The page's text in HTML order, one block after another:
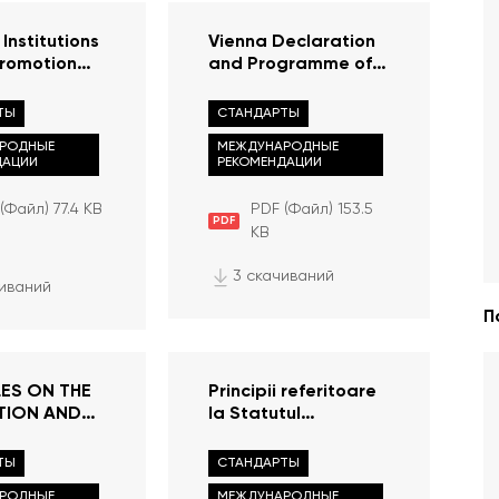
(
48/134,
1993)
77.4 KB
Vienna Declaration
and Programme of
PDF
PDF (Файл) 153.5
KB
СТАНДАРТЫ
МЕЖДУНАРОДНЫЕ
РЕКОМЕНДАЦИИ
3 скачиваний
ON THE
AND
(“THE
Principii referitoare
la Statutul
Naționale (Principiile
de la Paris)
СТАНДАРТЫ
МЕЖДУНАРОДНЫЕ